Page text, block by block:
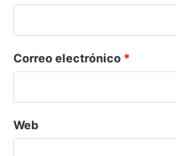
Correo electrónico *
Web